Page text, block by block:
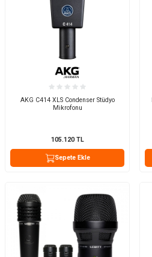
AKG C414 XLS Condenser Stüdyo
Mikrofonu
105.120TL
Sepete Ekle